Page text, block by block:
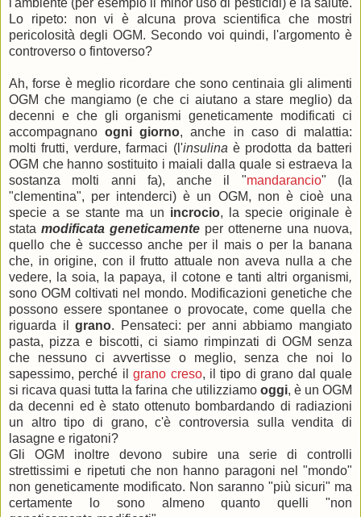
l'ambiente (per esempio il minor uso di pesticidi) e la salute.
Lo ripeto: non vi è alcuna prova scientifica che mostri
pericolosità degli OGM. Secondo voi quindi, l'argomento è
controverso o fintoverso?
Ah, forse è meglio ricordare che sono centinaia gli alimenti
OGM che mangiamo (e che ci aiutano a stare meglio) da
decenni e che gli organismi geneticamente modificati ci
accompagnanoogni giorno, anche in caso di malattia:
molti frutti, verdure, farmaci (l'insulina è prodotta da batteri
OGM che hanno sostituito i maiali dalla quale si estraeva la
sostanza molti anni fa), anche il "mandarancio" (la
"clementina", per intenderci) è un OGM, non è cioè una
specie a se stante ma un incrocio, la specie originale è
stata modificata geneticamente per ottenerne una nuova,
quello che è successo anche per il mais o per la banana
che, in origine, con il frutto attuale non aveva nulla a che
vedere, la soia, la papaya, il cotone e tanti altri organismi,
sono OGM coltivati nel mondo. Modificazioni genetiche che
possono essere spontanee o provocate, come quella che
riguarda ilgrano. Pensateci: per anni abbiamo mangiato
pasta, pizza e biscotti, ci siamo rimpinzati di OGM senza
che nessuno ci avvertisse o meglio, senza che noi lo
sapessimo, perché ilgrano creso, il tipo di grano dal quale
si ricava quasi tutta la farina che utilizziamo oggi, è un OGM
da decenni ed è stato ottenuto bombardando di radiazioni
un altro tipo di grano, c'è controversia sulla vendita di
lasagne e rigatoni?
Gli OGM inoltre devono subire una serie di controlli
strettissimi e ripetuti che non hanno paragoni nel "mondo"
non geneticamente modificato. Non saranno "più sicuri" ma
certamente lo sono almeno quanto quelli "non